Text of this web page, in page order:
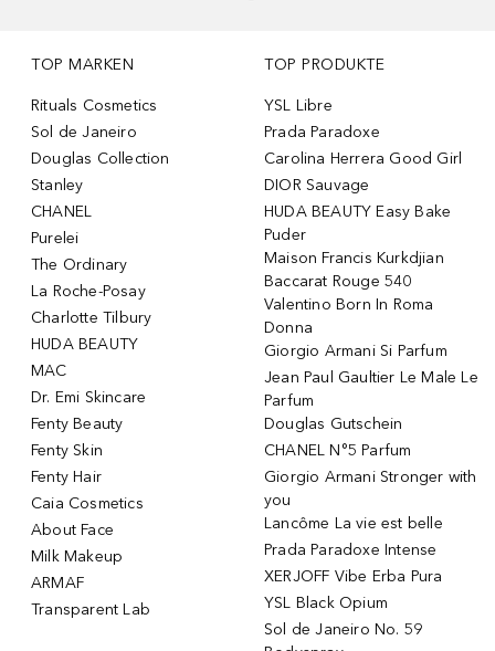
TOP MARKEN
Rituals Cosmetics
Sol de Janeiro
Douglas Collection
Stanley
CHANEL
Purelei
The Ordinary
La Roche-Posay
Charlotte Tilbury
HUDA BEAUTY
MAC
Dr. Emi Skincare
Fenty Beauty
Fenty Skin
Fenty Hair
Caia Cosmetics
About Face
Milk Makeup
ARMAF
Transparent Lab
TOP PRODUKTE
YSL Libre
Prada Paradoxe
Carolina Herrera Good Girl
DIOR Sauvage
HUDA BEAUTY Easy Bake
Puder
Maison Francis Kurkdjian
Baccarat Rouge 540
Valentino Born In Roma
Donna
Giorgio Armani Si Parfum
Jean Paul Gaultier Le Male Le
Parfum
Douglas Gutschein
CHANEL N°5 Parfum
Giorgio Armani Stronger with
you
Lancôme La vie est belle
Prada Paradoxe Intense
XERJOFF Vibe Erba Pura
YSL Black Opium
Sol de Janeiro No. 59